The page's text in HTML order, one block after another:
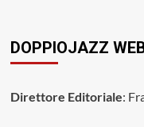
DOPPIOJAZZ
Direttore Editoriale: